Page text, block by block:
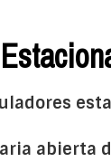
abierta